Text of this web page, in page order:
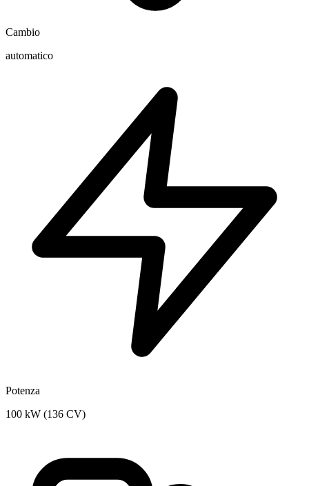
Cambio
automatico
Potenza
100 kW (136 CV)